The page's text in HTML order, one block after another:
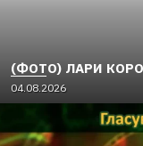
(ФОТО) ЛАРИ
04.08.2026